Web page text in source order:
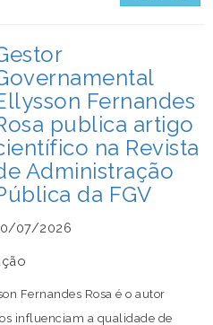
Fernandes
publica artigo
na Revista
Administração
da FGV
07/2026
Fernandes Rosa é o autor
influenciam a qualidade de